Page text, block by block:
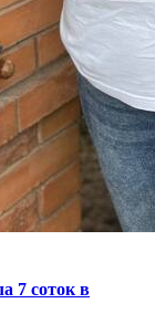
7 соток в